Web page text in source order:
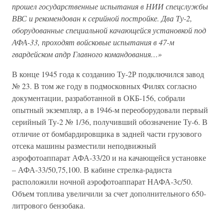
прошел государственные испытания в НИИ спецслужбы
ВВС и рекомендован к серийной постройке. Два Ту-2,
оборудованные специальной качающейся установкой под
АФА-33, проходят войсковые испытания в 47-м
гвардейском апдр Главного командования…»
В конце 1945 года к созданию Ту-2Р подключился завод
№ 23. В том же году в подмосковных Филях согласно
документации, разработанной в ОКБ-156, собрали
опытный экземпляр, а в 1946-м переоборудовали первый
серийный Ту-2 № 1/36, получивший обозначение Ту-6. В
отличие от бомбардировщика в задней части грузового
отсека машины разместили неподвижный
аэрофотоаппарат АФА-33/20 и на качающейся установке
– АФА-33/50,75,100. В кабине стрелка-радиста
расположили ночной аэрофотоаппарат НАФА-3с/50.
Объем топлива увеличили за счет дополнительного 650-
литрового бензобака.